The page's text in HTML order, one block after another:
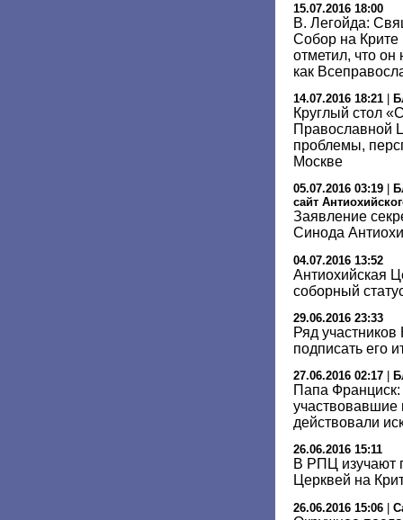
15.07.2016 18:00
В. Легойда:
Собор на
отметил, что он
как
14.07.2016 18:21
Круглый стол
Православной
проблемы,
Москве
05.07.2016 03:19
сайт
Заявление
Синода
04.07.2016 13:52
Антиохийская
соборный
29.06.2016 23:33
Ряд участников
подписать его
27.06.2016 02:17
Папа
участвовавшие
действовали
26.06.2016 15:11
В РПЦ изучают
Церквей на
26.06.2016 15:06